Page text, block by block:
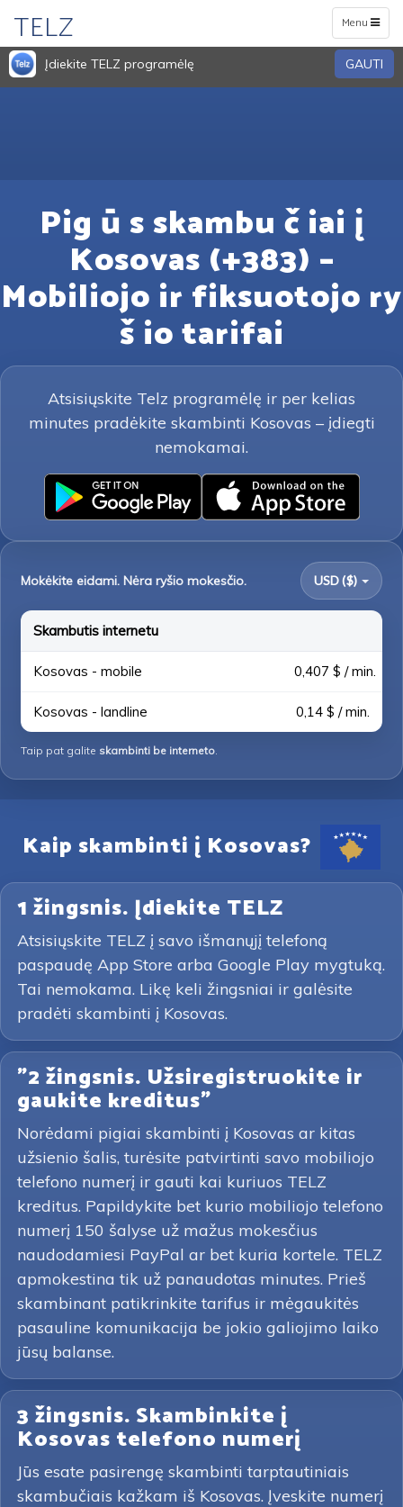
Toggle
navigation
Menu
TELZ
Įdiekite TELZ programėlę GAUTI
Pig ū s skambu č iai į
Kosovas (+383) –
Mobiliojo ir fiksuotojo ry
š io tarifai
Atsisiųskite Telz programėlę ir per kelias
minutes pradėkite skambinti Kosovas – įdiegti
nemokamai.
Mokėkite eidami. Nėra ryšio mokesčio. USD ($)
Skambutis internetu
Kosovas - mobile 0,407 $ / min.
Kosovas - landline 0,14 $ / min.
Taip pat galite skambinti be interneto.
Kaip skambinti į Kosovas?
1 žingsnis. Įdiekite TELZ
Atsisiųskite TELZ į savo išmanųjį telefoną
paspaudę App Store arba Google Play mygtuką.
Tai nemokama. Likę keli žingsniai ir galėsite
pradėti skambinti į Kosovas.
"2 žingsnis. Užsiregistruokite ir
gaukite kreditus"
Norėdami pigiai skambinti į Kosovas ar kitas
užsienio šalis, turėsite patvirtinti savo mobiliojo
telefono numerį ir gauti kai kuriuos TELZ
kreditus. Papildykite bet kurio mobiliojo telefono
numerį 150 šalyse už mažus mokesčius
naudodamiesi PayPal ar bet kuria kortele. TELZ
apmokestina tik už panaudotas minutes. Prieš
skambinant patikrinkite tarifus ir mėgaukitės
pasauline komunikacija be jokio galiojimo laiko
jūsų balanse.
3 žingsnis. Skambinkite į
Kosovas telefono numerį
Jūs esate pasirengę skambinti tarptautiniais
skambučiais kažkam iš Kosovas. Įveskite numerį